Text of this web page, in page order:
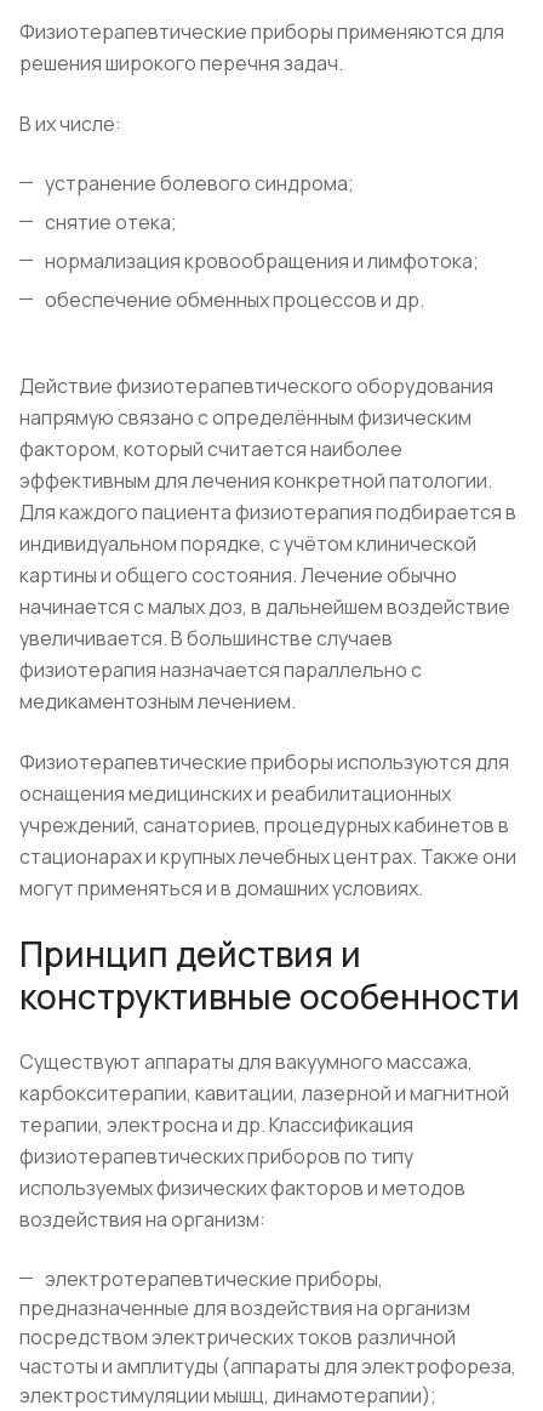
​Физиотерапевтические приборы применяются для
решения широкого перечня задач.
В их числе:
устранение болевого синдрома;
снятие отека;
нормализация кровообращения и лимфотока;
обеспечение обменных процессов и др.
Действие физиотерапевтического оборудования
напрямую связано с определённым физическим
фактором, который считается наиболее
эффективным для лечения конкретной патологии.
Для каждого пациента физиотерапия подбирается в
индивидуальном порядке, с учётом клинической
картины и общего состояния. Лечение обычно
начинается с малых доз, в дальнейшем воздействие
увеличивается. В большинстве случаев
физиотерапия назначается параллельно с
медикаментозным лечением.
Физиотерапевтические приборы используются для
оснащения медицинских и реабилитационных
учреждений, санаториев, процедурных кабинетов в
стационарах и крупных лечебных центрах. Также они
могут применяться и в домашних условиях.
Принцип действия и
конструктивные особенности
Существуют аппараты для вакуумного массажа,
карбокситерапии, кавитации, лазерной и магнитной
терапии, электросна и др. Классификация
физиотерапевтических приборов по типу
используемых физических факторов и методов
воздействия на организм:
электротерапевтические приборы,
предназначенные для воздействия на организм
посредством электрических токов различной
частоты и амплитуды (аппараты для электрофореза,
электростимуляции мышц, динамотерапии);